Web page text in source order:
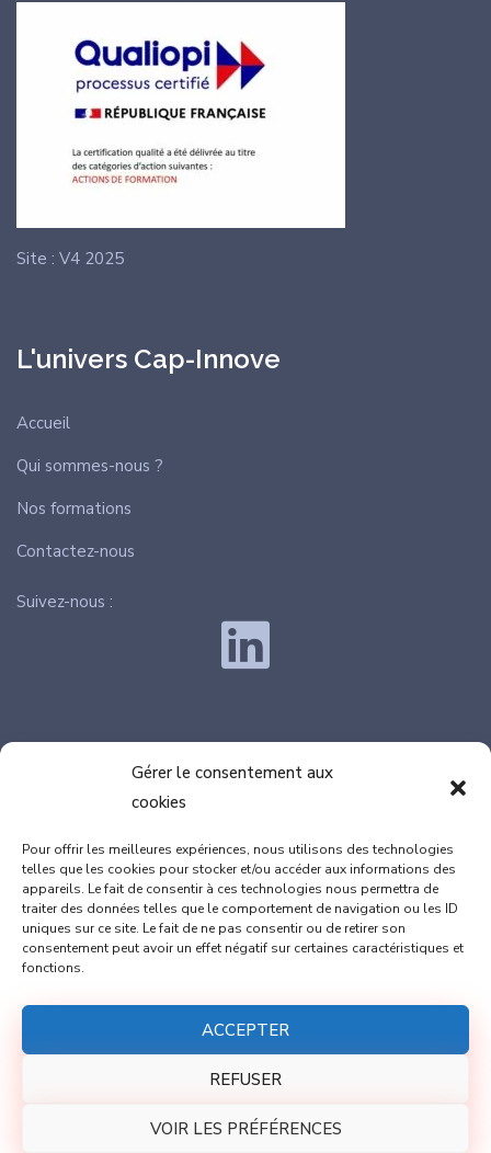
Gérer le consentement aux
cookies
Pour offrir les meilleures expériences, nous utilisons des technologies
telles que les cookies pour stocker et/ou accéder aux informations des
appareils. Le fait de consentir à ces technologies nous permettra de
traiter des données telles que le comportement de navigation ou les ID
uniques sur ce site. Le fait de ne pas consentir ou de retirer son
consentement peut avoir un effet négatif sur certaines caractéristiques et
fonctions.
ACCEPTER
REFUSER
VOIR LES PRÉFÉRENCES
PIERRE
Marion DULAC : 06.08.46.98.73
Thomas GAILLARD : 06.17.77.42.89
contact@cap-innove.fr
L'univers Cap-Innove
Accueil
Qui sommes-nous ?
Nos formations
Contactez-nous
Suivez-nous :
Site : V4 2025